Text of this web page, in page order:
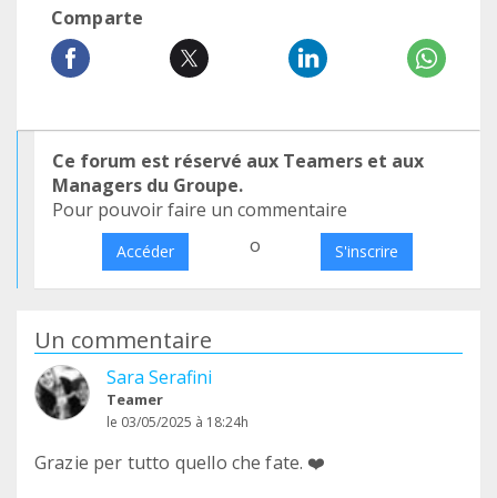
Comparte
Ce forum est réservé aux Teamers et aux
Managers du Groupe.
Pour pouvoir faire un commentaire
Accéder o S'inscrire
Un commentaire
Sara Serafini
Teamer
le 03/05/2025 à 18:24h
Grazie per tutto quello che fate. ❤️